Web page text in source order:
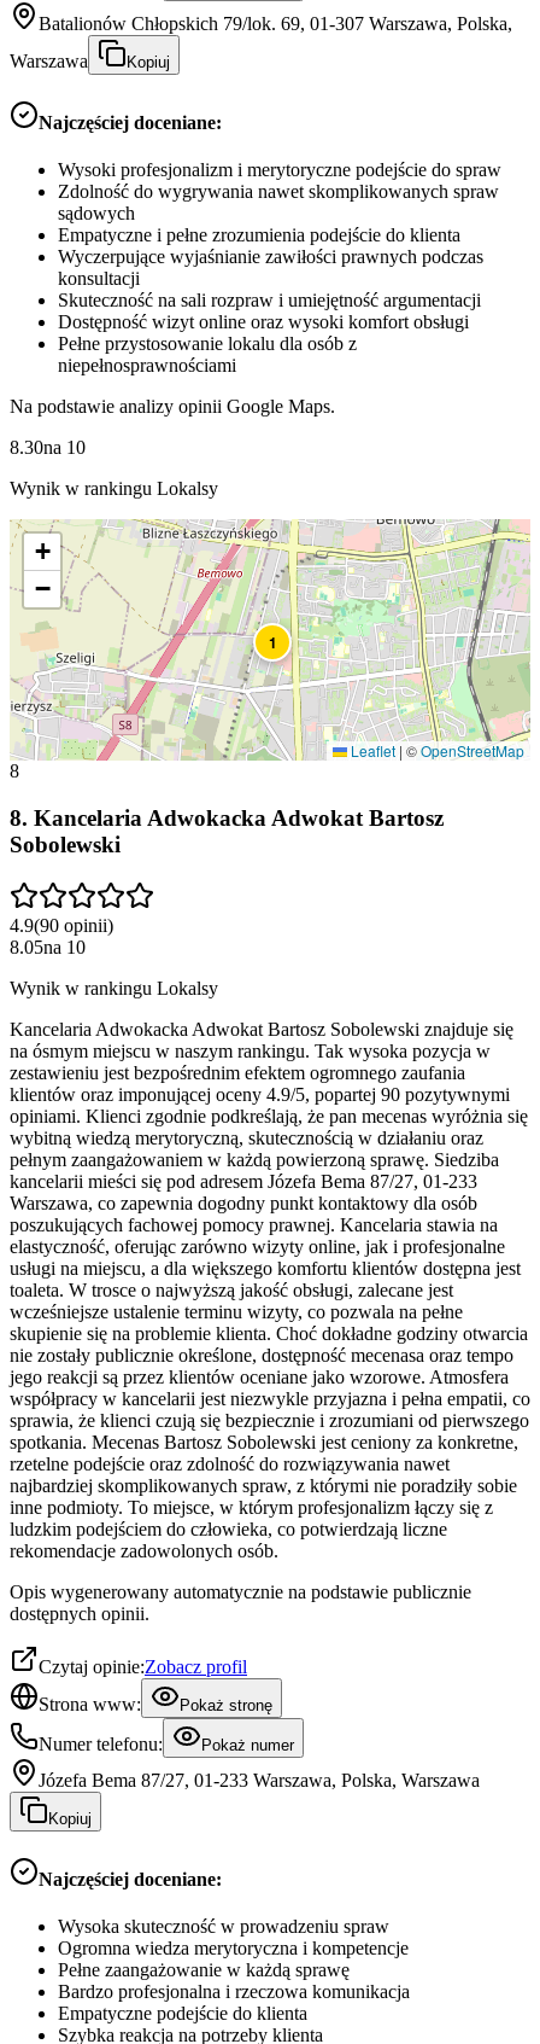
Batalionów Chłopskich 79/lok. 69, 01-307 Warszawa, Polska,
Warszawa
Kopiuj
Najczęściej doceniane:
Wysoki profesjonalizm i merytoryczne podejście do spraw
Zdolność do wygrywania nawet skomplikowanych spraw
sądowych
Empatyczne i pełne zrozumienia podejście do klienta
Wyczerpujące wyjaśnianie zawiłości prawnych podczas
konsultacji
Skuteczność na sali rozpraw i umiejętność argumentacji
Dostępność wizyt online oraz wysoki komfort obsługi
Pełne przystosowanie lokalu dla osób z
niepełnosprawnościami
Na podstawie analizy opinii Google Maps.
8.30na 10
Wynik w rankingu Lokalsy
1
+
−
Leaflet | ©OpenStreetMap
8
8. Kancelaria Adwokacka Adwokat Bartosz
Sobolewski
4.9(90 opinii)
8.05na 10
Wynik w rankingu Lokalsy
Kancelaria Adwokacka Adwokat Bartosz Sobolewski znajduje się
na ósmym miejscu w naszym rankingu. Tak wysoka pozycja w
zestawieniu jest bezpośrednim efektem ogromnego zaufania
klientów oraz imponującej oceny 4.9/5, popartej 90 pozytywnymi
opiniami. Klienci zgodnie podkreślają, że pan mecenas wyróżnia się
wybitną wiedzą merytoryczną, skutecznością w działaniu oraz
pełnym zaangażowaniem w każdą powierzoną sprawę. Siedziba
kancelarii mieści się pod adresem Józefa Bema 87/27, 01-233
Warszawa, co zapewnia dogodny punkt kontaktowy dla osób
poszukujących fachowej pomocy prawnej. Kancelaria stawia na
elastyczność, oferując zarówno wizyty online, jak i profesjonalne
usługi na miejscu, a dla większego komfortu klientów dostępna jest
toaleta. W trosce o najwyższą jakość obsługi, zalecane jest
wcześniejsze ustalenie terminu wizyty, co pozwala na pełne
skupienie się na problemie klienta. Choć dokładne godziny otwarcia
nie zostały publicznie określone, dostępność mecenasa oraz tempo
jego reakcji są przez klientów oceniane jako wzorowe. Atmosfera
współpracy w kancelarii jest niezwykle przyjazna i pełna empatii, co
sprawia, że klienci czują się bezpiecznie i zrozumiani od pierwszego
spotkania. Mecenas Bartosz Sobolewski jest ceniony za konkretne,
rzetelne podejście oraz zdolność do rozwiązywania nawet
najbardziej skomplikowanych spraw, z którymi nie poradziły sobie
inne podmioty. To miejsce, w którym profesjonalizm łączy się z
ludzkim podejściem do człowieka, co potwierdzają liczne
rekomendacje zadowolonych osób.
Opis wygenerowany automatycznie na podstawie publicznie
dostępnych opinii.
Czytaj opinie:Zobacz profil
Strona www:
Pokaż stronę
Numer telefonu: Pokaż numer
Józefa Bema 87/27, 01-233 Warszawa, Polska, Warszawa
Kopiuj
Najczęściej doceniane:
Wysoka skuteczność w prowadzeniu spraw
Ogromna wiedza merytoryczna i kompetencje
Pełne zaangażowanie w każdą sprawę
Bardzo profesjonalna i rzeczowa komunikacja
Empatyczne podejście do klienta
Szybka reakcja na potrzeby klienta